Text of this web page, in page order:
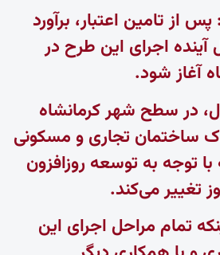
از تامین اعتبار، برآورد
آینده اجرای این طرح در
آغاز شود.
در سطح شهر کرمانشاه
پلاک ساختمان تجاری و مسکونی
با توجه به توسعه روزافزون
تغییر می‌کند.
تمام مراحل اجرای این